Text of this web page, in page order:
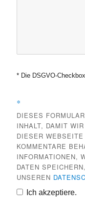
* Die DSGVO-
*
DIESES
INHALT, DAMIT
DIESER
KOMMENTARE
INFORMATIONEN,
DATEN
UNSEREN
Ich akzeptiere.